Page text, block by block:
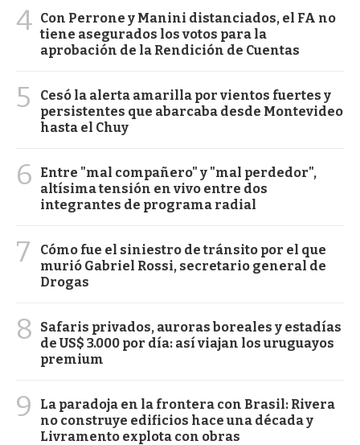
4 Con Perrone y Manini distanciados, el FA no
tiene asegurados los votos para la
aprobación de la Rendición de Cuentas
5
Cesó la alerta amarilla por vientos fuertes y
persistentes que abarcaba desde Montevideo
hasta el Chuy
6
Entre "mal compañero" y "mal perdedor",
altísima tensión en vivo entre dos
integrantes de programa radial
7
Cómo fue el siniestro de tránsito por el que
murió Gabriel Rossi, secretario general de
Drogas
8
Safaris privados, auroras boreales y estadías
de US$ 3.000 por día: así viajan los uruguayos
premium
9
La paradoja en la frontera con Brasil: Rivera
no construye edificios hace una década y
Livramento explota con obras